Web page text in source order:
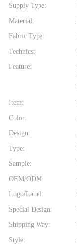
Supply Type:
Material:
Fabric Type:
Technics:
Feature:
Item:
Color:
Design:
Type:
Sample:
OEM/ODM:
Logo/Label:
Special Design:
Shipping Way:
Style: